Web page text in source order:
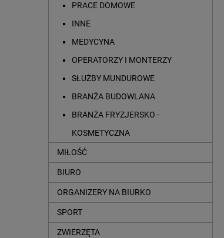
PRACE DOMOWE
INNE
MEDYCYNA
OPERATORZY I MONTERZY
SŁUŻBY MUNDUROWE
BRANŻA BUDOWLANA
BRANŻA FRYZJERSKO -
KOSMETYCZNA
MIŁOŚĆ
BIURO
ORGANIZERY NA BIURKO
SPORT
ZWIERZĘTA